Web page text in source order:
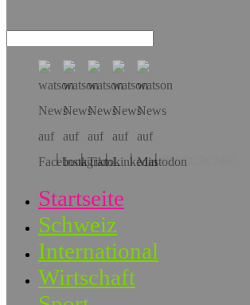
Hol dir die App!
Startseite
Schweiz
International
Wirtschaft